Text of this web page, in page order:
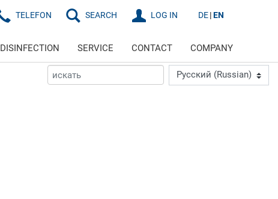
TELEFON SEARCH LOG IN DE EN
DISINFECTION SERVICE CONTACT COMPANY